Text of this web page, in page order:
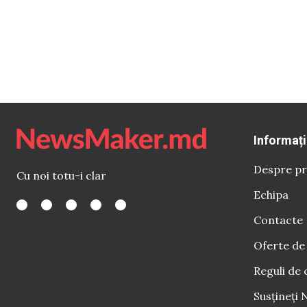
Cu noi totu-i clar
Despre
Echipa
Contacte
Oferte
Reguli de
Susțineți